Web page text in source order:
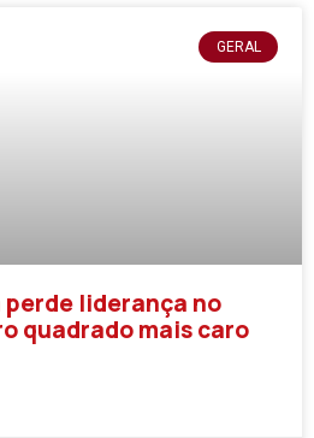
GERAL
liderança no
quadrado mais caro